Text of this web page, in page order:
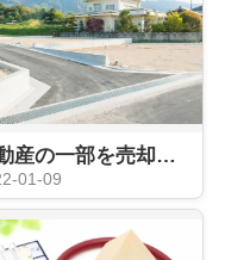
不動産の一部を売却するために必要な分筆とは？方法やメリットもご紹介
01-09